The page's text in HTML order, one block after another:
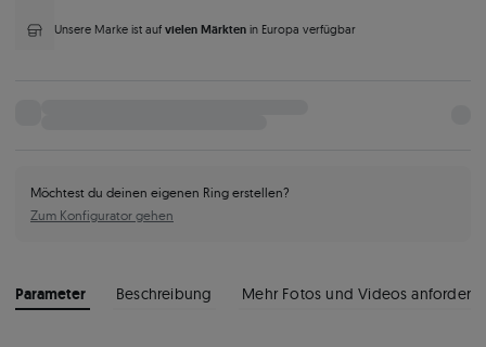
Unsere Marke ist auf vielen Märkten in Europa verfügbar
Möchtest du deinen eigenen Ring erstellen?
Zum Konfigurator gehen
Parameter Beschreibung Mehr Fotos und Videos anfordern